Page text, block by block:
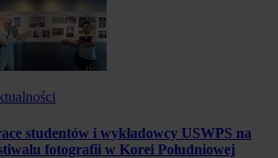
studentów i wykładowcy USWPS na
fotografii w Korei Południowej